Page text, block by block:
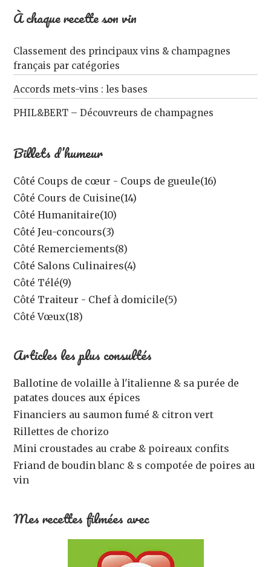
À chaque recette son vin
Classement des principaux vins & champagnes
français par catégories
Accords mets-vins : les bases
PHIL&BERT – Découvreurs de champagnes
Billets d’humeur
Côté Coups de cœur - Coups de gueule(16)
Côté Cours de Cuisine(14)
Côté Humanitaire(10)
Côté Jeu-concours(3)
Côté Remerciements(8)
Côté Salons Culinaires(4)
Côté Télé(9)
Côté Traiteur - Chef à domicile(5)
Côté Vœux(18)
Articles les plus consultés
Ballotine de volaille à l'italienne & sa purée de
patates douces aux épices
Financiers au saumon fumé & citron vert
Rillettes de chorizo
Mini croustades au crabe & poireaux confits
Friand de boudin blanc & s compotée de poires au
vin
Mes recettes filmées avec